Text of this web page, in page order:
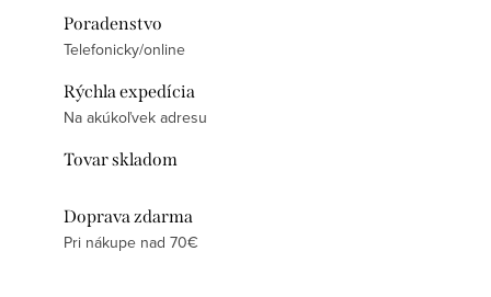
Poradenstvo
Telefonicky/online
Rýchla expedícia
Na akúkoľvek adresu
Tovar skladom
Doprava zdarma
Pri nákupe nad 70€